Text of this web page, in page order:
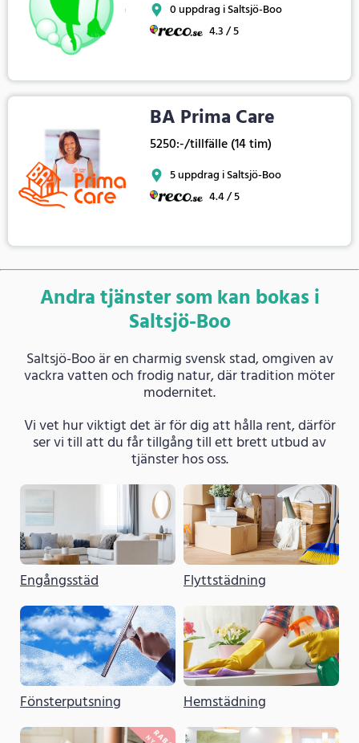
0 uppdrag i Saltsjö-Boo
4.3 / 5
BA Prima Care
5250:-/tillfälle (14 tim)
5 uppdrag i Saltsjö-Boo
4.4 / 5
Andra tjänster som kan bokas i
Saltsjö-Boo
Saltsjö-Boo är en charmig svensk stad, omgiven av
vackra vatten och frodig natur, där tradition möter
modernitet.
Vi vet hur viktigt det är för dig att hålla rent, därför
ser vi till att du får tillgång till ett brett utbud av
tjänster hos oss.
Engångsstäd Flyttstädning
Fönsterputsning Hemstädning